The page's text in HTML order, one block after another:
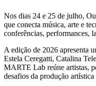
Nos dias 24 e 25 de julho,
que conecta música, arte e
conferências, performances,
A edição de 2026 apresenta
Estela Ceregatti, Catalina
MARTE Lab reúne artistas,
desafios da produção